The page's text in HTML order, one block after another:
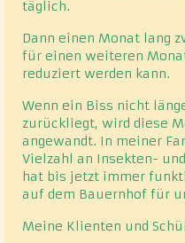
täglich.
Dann einen Monat lang
für einen weiteren
reduziert werden kann.
Wenn ein Biss nicht
zurückliegt, wird diese
angewandt. In meiner
Vielzahl an Insekten-
hat bis jetzt immer
auf dem Bauernhof für
Meine Klienten und